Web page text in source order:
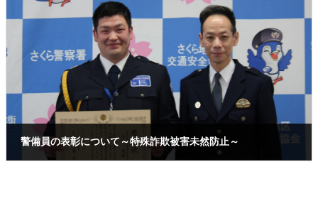
警備員の表彰について～特殊詐欺被害未然防止～